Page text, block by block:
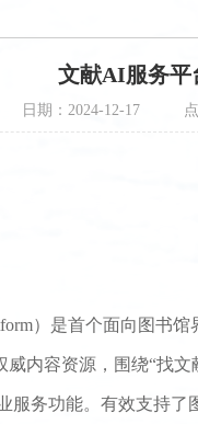
文献AI服务平
日期：2024-12-17
）是首个面向图书馆
威内容资源，围绕“找
服务功能。有效支持了